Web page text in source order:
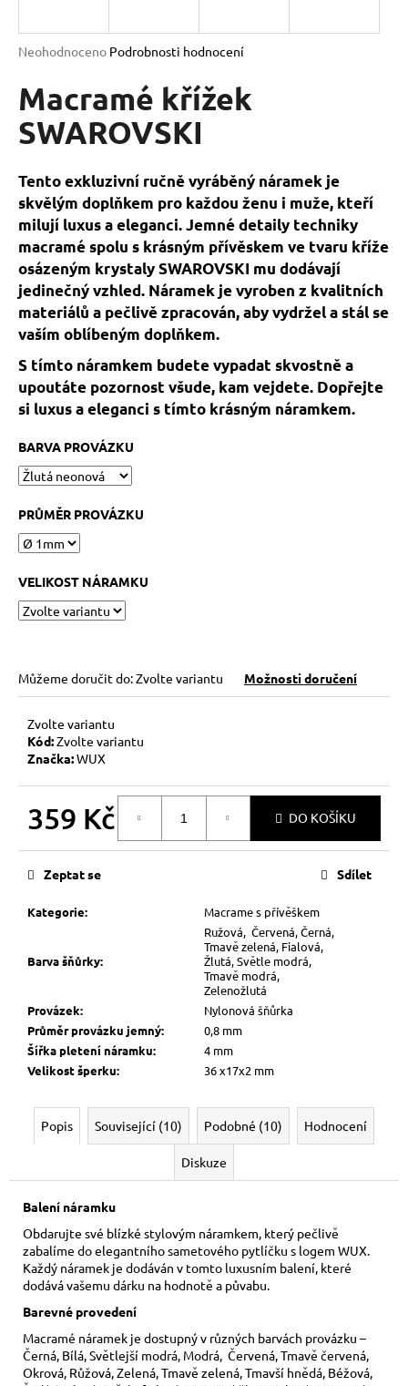
Průměrné
produktu
je
0,0
z
Neohodnoceno Podrobnosti hodnocení
Macramé křížek
SWAROVSKI
Tento exkluzivní ručně vyráběný náramek je
skvělým doplňkem pro každou ženu i muže, kteří
milují luxus a eleganci. Jemné detaily techniky
macramé spolu s krásným přívěskem ve tvaru kříže
osázeným krystaly SWAROVSKI mu dodávají
jedinečný vzhled. Náramek je vyroben z kvalitních
materiálů a pečlivě zpracován, aby vydržel a stál se
vaším oblíbeným doplňkem.
S tímto náramkem budete vypadat skvostně a
upoutáte pozornost všude, kam vejdete. Dopřejte
si luxus a eleganci s tímto krásným náramkem.
BARVA PROVÁZKU
PRŮMĚR PROVÁZKU
VELIKOST NÁRAMKU
Můžeme doručit do:Zvolte variantu Možnosti doručení
Zvolte variantu
Kód:Zvolte variantu
Značka:WUX
359 Kč DO KOŠÍKU
Kategorie: Macrame s přívěškem
Barva šňůrky:
Ružová, Červená, Černá,
Tmavě zelená, Fialová,
Žlutá, Světle modrá,
Tmavě modrá,
Zelenožlutá
Provázek:
Nylonová šňůrka
Průměr provázku jemný:
0,8 mm
Šířka pletení náramku:
4 mm
Velikost šperku: 36 x17x2 mm
Zeptat se Sdílet
Popis Související (10) Podobné (10) Hodnocení
Diskuze
Balení náramku
Obdarujte své blízké stylovým náramkem, který pečlivě
zabalíme do elegantního sametového pytlíčku s logem WUX.
Každý náramek je dodáván v tomto luxusním balení, které
dodává vašemu dárku na hodnotě a půvabu.
Barevné provedení
Macramé náramek je dostupný v různých barvách provázku –
Černá, Bílá, Světlejší modrá, Modrá, Červená, Tmavě červená,
Okrová, Růžová, Zelená, Tmavě zelená, Tmavší hnědá, Béžová,
j
t
?
HLEDAT
D
o
p
r
u
č
j
e
m
e
FIVE
119
Kč